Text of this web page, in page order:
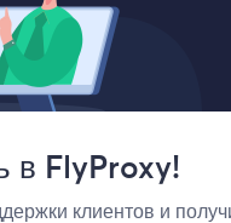
в FlyProxy!
клиентов и